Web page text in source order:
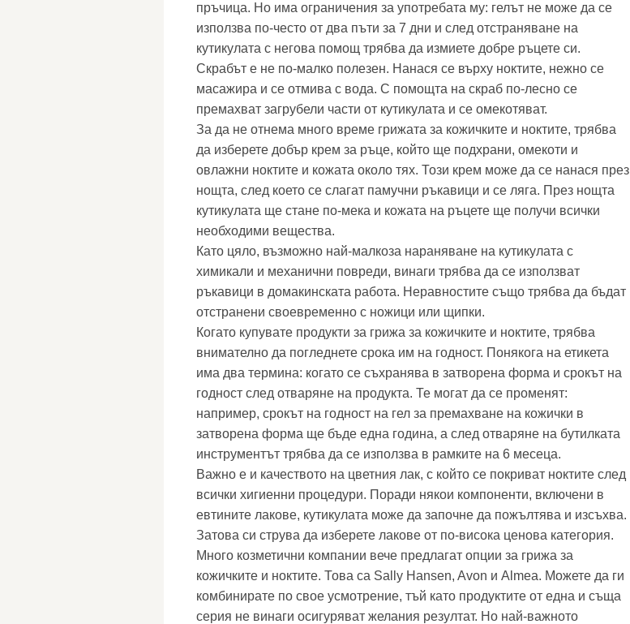
пръчица. Но има ограничения за употребата му: гелът не може да се
използва по-често от два пъти за 7 дни и след отстраняване на
кутикулата с негова помощ трябва да измиете добре ръцете си.
Скрабът е не по-малко полезен. Нанася се върху ноктите, нежно се
масажира и се отмива с вода. С помощта на скраб по-лесно се
премахват загрубели части от кутикулата и се омекотяват.
За да не отнема много време грижата за кожичките и ноктите, трябва
да изберете добър крем за ръце, който ще подхрани, омекоти и
овлажни ноктите и кожата около тях. Този крем може да се нанася през
нощта, след което се слагат памучни ръкавици и се ляга. През нощта
кутикулата ще стане по-мека и кожата на ръцете ще получи всички
необходими вещества.
Като цяло, възможно най-малкоза нараняване на кутикулата с
химикали и механични повреди, винаги трябва да се използват
ръкавици в домакинската работа. Неравностите също трябва да бъдат
отстранени своевременно с ножици или щипки.
Когато купувате продукти за грижа за кожичките и ноктите, трябва
внимателно да погледнете срока им на годност. Понякога на етикета
има два термина: когато се съхранява в затворена форма и срокът на
годност след отваряне на продукта. Те могат да се променят:
например, срокът на годност на гел за премахване на кожички в
затворена форма ще бъде една година, а след отваряне на бутилката
инструментът трябва да се използва в рамките на 6 месеца.
Важно е и качеството на цветния лак, с който се покриват ноктите след
всички хигиенни процедури. Поради някои компоненти, включени в
евтините лакове, кутикулата може да започне да пожълтява и изсъхва.
Затова си струва да изберете лакове от по-висока ценова категория.
Много козметични компании вече предлагат опции за грижа за
кожичките и ноктите. Това са Sally Hansen, Avon и Almea. Можете да ги
комбинирате по свое усмотрение, тъй като продуктите от една и съща
серия не винаги осигуряват желания резултат. Но най-важното